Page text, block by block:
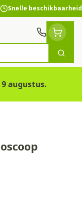
Snelle beschikbaarheid
Zoek
augustus.